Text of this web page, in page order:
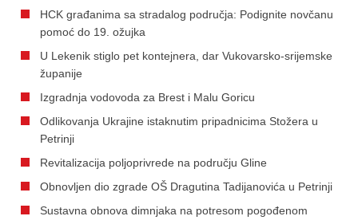
HCK građanima sa stradalog područja: Podignite novčanu
pomoć do 19. ožujka
U Lekenik stiglo pet kontejnera, dar Vukovarsko-srijemske
županije
Izgradnja vodovoda za Brest i Malu Goricu
Odlikovanja Ukrajine istaknutim pripadnicima Stožera u
Petrinji
Revitalizacija poljoprivrede na području Gline
Obnovljen dio zgrade OŠ Dragutina Tadijanovića u Petrinji
Sustavna obnova dimnjaka na potresom pogođenom